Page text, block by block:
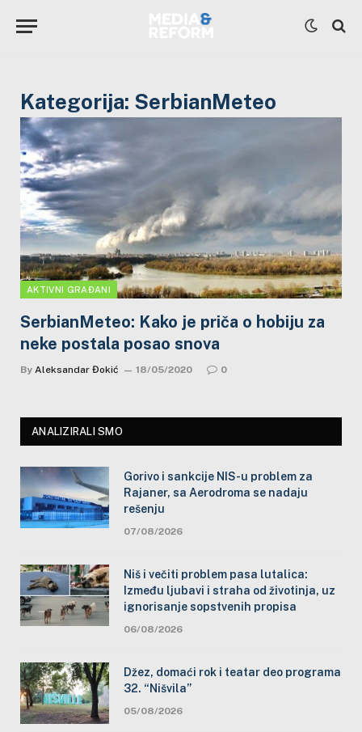
Kategorija: SerbianMeteo
AKTIVNI GRAĐANI
SerbianMeteo: Kako je priča o hobiju za
neke postala posao snova
By Aleksandar Đokić 18/05/2020 0
ANALIZIRALI SMO
Gorivo i sankcije NIS-u problem za
Rajaner, sa Aerodroma se nadaju
rešenju
07/08/2026
Niš i večiti problem pasa lutalica:
Između ljubavi i straha od životinja, uz
ignorisanje sopstvenih propisa
06/08/2026
Džez, domaći rok i teatar deo programa
32. “Nišvila”
05/08/2026